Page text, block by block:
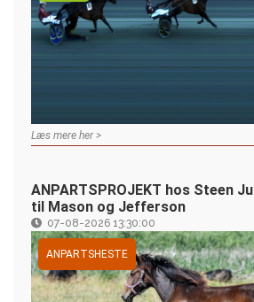
Læs mere her >
ANPARTSPROJEKT hos Steen
til Mason og Jefferson
07-08-2026 13:30:00
ANPARTSHESTE